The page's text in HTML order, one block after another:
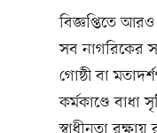
বিজ্ঞপ্তিতে
সব নাগরিকের
গোষ্ঠী বা
কর্মকাণ্ডে বাধা